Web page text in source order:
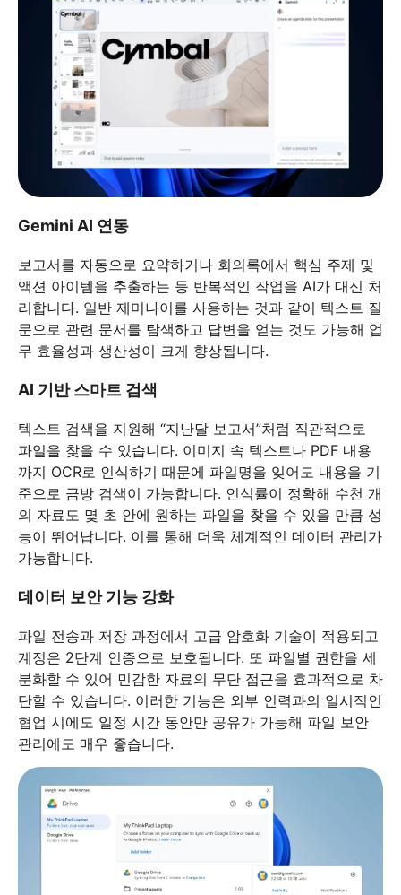
Gemini AI 연동
보고서를 자동으로 요약하거나 회의록에서 핵심 주제 및
액션 아이템을 추출하는 등 반복적인 작업을 AI가 대신 처
리합니다. 일반 제미나이를 사용하는 것과 같이 텍스트 질
문으로 관련 문서를 탐색하고 답변을 얻는 것도 가능해 업
무 효율성과 생산성이 크게 향상됩니다.
AI 기반 스마트 검색
텍스트 검색을 지원해 “지난달 보고서”처럼 직관적으로
파일을 찾을 수 있습니다. 이미지 속 텍스트나 PDF 내용
까지 OCR로 인식하기 때문에 파일명을 잊어도 내용을 기
준으로 금방 검색이 가능합니다. 인식률이 정확해 수천 개
의 자료도 몇 초 안에 원하는 파일을 찾을 수 있을 만큼 성
능이 뛰어납니다. 이를 통해 더욱 체계적인 데이터 관리가
가능합니다.
데이터 보안 기능 강화
파일 전송과 저장 과정에서 고급 암호화 기술이 적용되고
계정은 2단계 인증으로 보호됩니다. 또 파일별 권한을 세
분화할 수 있어 민감한 자료의 무단 접근을 효과적으로 차
단할 수 있습니다. 이러한 기능은 외부 인력과의 일시적인
협업 시에도 일정 시간 동안만 공유가 가능해 파일 보안
관리에도 매우 좋습니다.